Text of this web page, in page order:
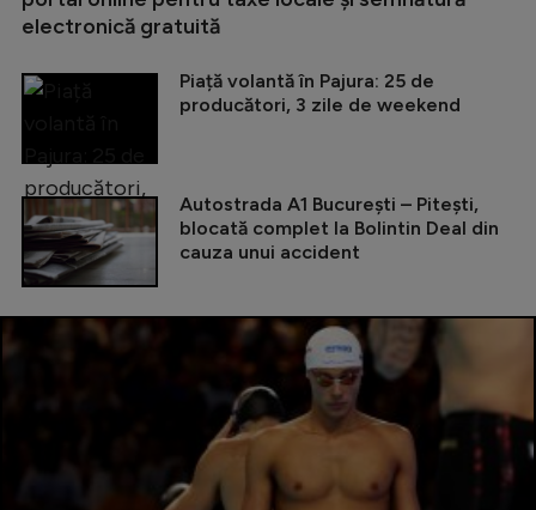
electronică gratuită
Piață volantă în Pajura: 25 de
producători, 3 zile de weekend
Autostrada A1 București – Pitești,
blocată complet la Bolintin Deal din
cauza unui accident